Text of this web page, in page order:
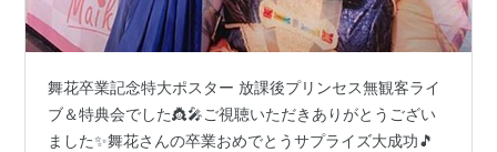
舞花卒業記念特大ポスター 放課後プリンセス無観客ライ
ブ＆特典会でした👸🎤ご視聴いただきありがとうござい
ました✨舞花さんの卒業おめでとうサプライズ大成功🎵